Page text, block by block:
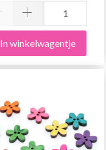
In winkelwagentje